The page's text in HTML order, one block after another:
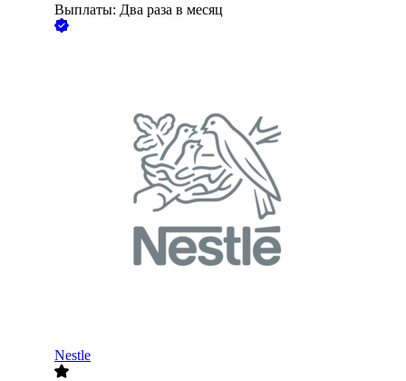
Выплаты: Два раза в месяц
Nestle